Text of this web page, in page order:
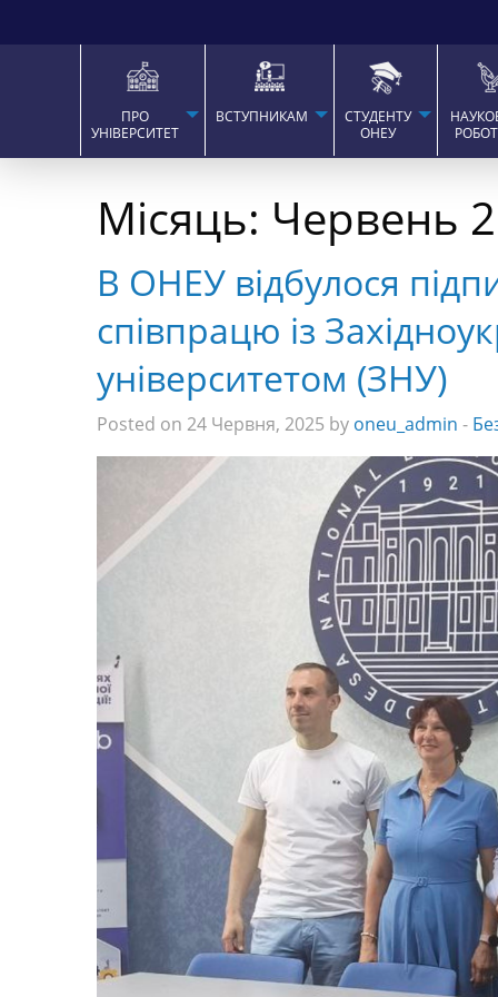
ПРО
УНІВЕРСИТЕТ
ВСТУПНИКАМ
СТУДЕНТУ
ОНЕУ
Місяць: Червень
В ОНЕУ відбулося
співпрацю із
університетом (ЗНУ)
Posted on 24 Червня, 2025 by oneu_admin -